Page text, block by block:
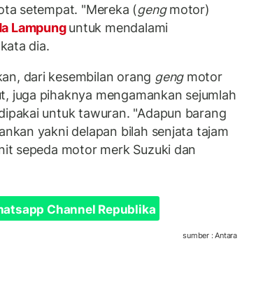
setempat. "Mereka (gengmotor)
Lampunguntuk mendalami
dia.
dari kesembilan orang gengmotor
juga pihaknya mengamankan sejumlah
untuk tawuran. "Adapun barang
yakni delapan bilah senjata tajam
sepeda motor merk Suzuki dan
Channel Republika
sumber : Antara